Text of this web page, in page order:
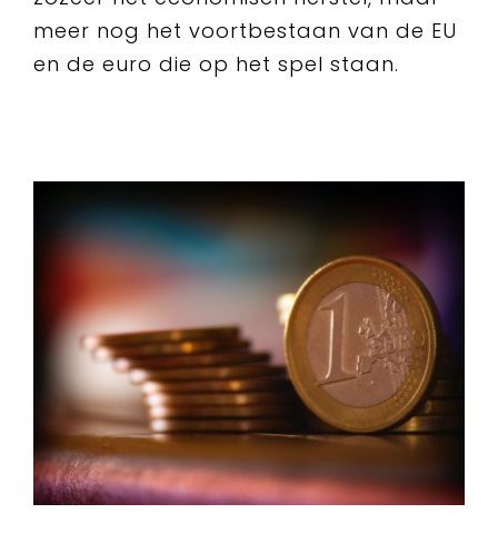
meer nog het voortbestaan van de EU
en de euro die op het spel staan.